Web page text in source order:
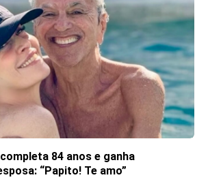
84 anos e ganha
“Papito! Te amo”